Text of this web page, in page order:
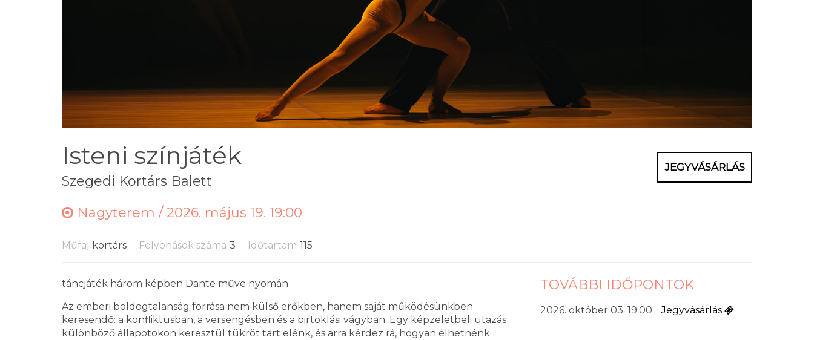
Isteni színjáték
Szegedi Kortárs Balett
JEGYVÁSÁRLÁS
Nagyterem / 2026. május 19. 19:00
Műfaj kortárs Felvonások száma 3 Időtartam 115
táncjáték három képben Dante műve nyomán
Az emberi boldogtalanság forrása nem külső erőkben, hanem saját működésünkben
keresendő: a konfliktusban, a versengésben és a birtoklási vágyban. Egy képzeletbeli utazás
különböző állapotokon keresztül tükröt tart elénk, és arra kérdez rá, hogyan élhetnénk
TOVÁBBI IDŐPONTOK
2026. október 03. 19:00 Jegyvásárlás